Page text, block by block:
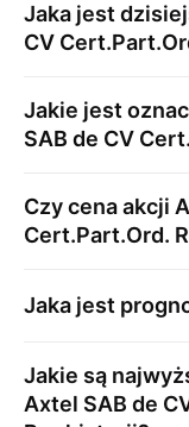
Jaka jest
CV
Jakie jest
SAB de CV
Czy cena akcji
Cert.Part.Ord.
Jaka jest
Jakie są
Axtel SAB de